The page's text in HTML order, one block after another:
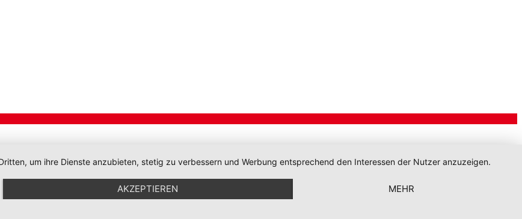
um ihre Dienste anzubieten, stetig zu verbessern und Werbung entsprechend den Interessen der Nutzer anzuzeigen.
AKZEPTIEREN MEHR